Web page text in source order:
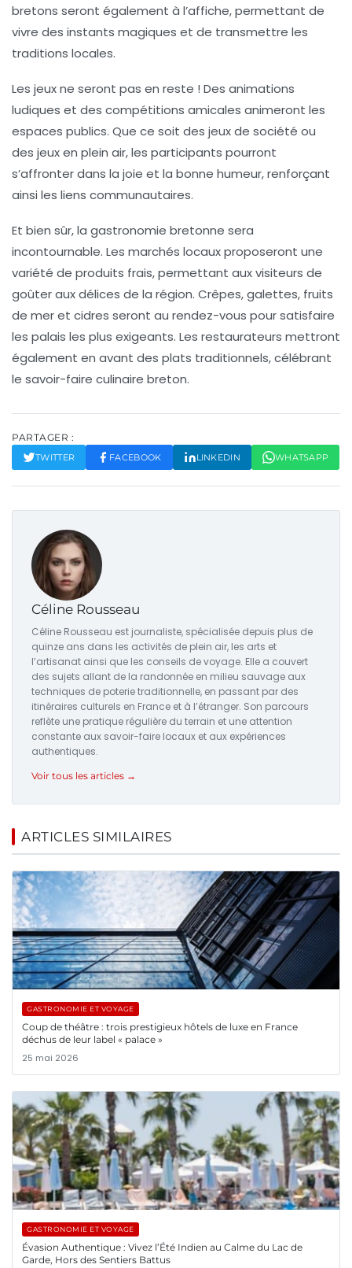
bretons seront également à l’affiche, permettant de
vivre des instants magiques et de transmettre les
traditions locales.
Les jeuxne seront pas en reste ! Des animations
ludiques et des compétitions amicales animeront les
espaces publics. Que ce soit des jeux de société ou
des jeux en plein air, les participants pourront
s’affronter dans la joie et la bonne humeur, renforçant
ainsi les liens communautaires.
Et bien sûr, la gastronomie bretonne sera
incontournable. Les marchés locaux proposeront une
variété de produits frais, permettant aux visiteurs de
goûter aux délices de la région. Crêpes, galettes, fruits
de mer et cidres seront au rendez-vous pour satisfaire
les palais les plus exigeants. Les restaurateurs mettront
également en avant des plats traditionnels, célébrant
le savoir-faire culinaire breton.
PARTAGER :
TWITTER FACEBOOK LINKEDIN WHATSAPP
Céline Rousseau
Céline Rousseau est journaliste, spécialisée depuis plus de
quinze ans dans les activités de plein air, les arts et
l’artisanat ainsi que les conseils de voyage. Elle a couvert
des sujets allant de la randonnée en milieu sauvage aux
techniques de poterie traditionnelle, en passant par des
itinéraires culturels en France et à l’étranger. Son parcours
reflète une pratique régulière du terrain et une attention
constante aux savoir-faire locaux et aux expériences
authentiques.
Voir tous les articles →
ARTICLES SIMILAIRES
GASTRONOMIE ET VOYAGE
Coup de théâtre : trois prestigieux hôtels de luxe en France
déchus de leur label « palace »
25 mai 2026
GASTRONOMIE ET VOYAGE
Évasion Authentique : Vivez l’Été Indien au Calme du Lac de
Garde, Hors des Sentiers Battus